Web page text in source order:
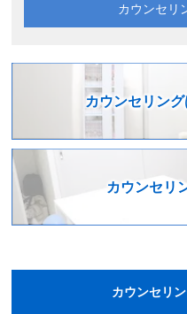
カウンセリ
カウンセリング
カウンセリ
カウンセリ